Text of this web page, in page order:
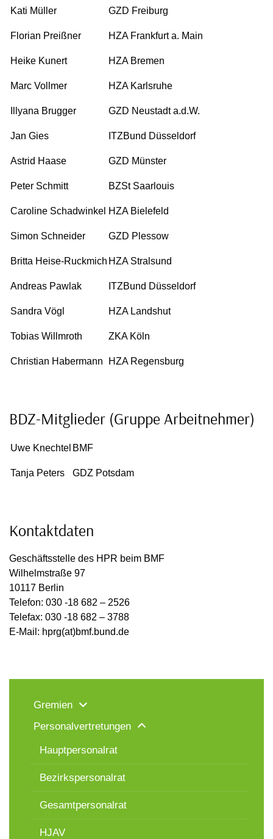
Kati Müller GZD Freiburg
Florian Preißner HZA Frankfurt a. Main
Heike Kunert HZA Bremen
Marc Vollmer HZA Karlsruhe
Illyana Brugger GZD Neustadt a.d.W.
Jan Gies ITZBund Düsseldorf
Astrid Haase GZD Münster
Peter Schmitt BZSt Saarlouis
Caroline Schadwinkel HZA Bielefeld
Simon Schneider GZD Plessow
Britta Heise-Ruckmich HZA Stralsund
Andreas Pawlak ITZBund Düsseldorf
Sandra Vögl HZA Landshut
Tobias Willmroth ZKA Köln
Christian Habermann HZA Regensburg
BDZ-Mitglieder (Gruppe Arbeitnehmer)
Uwe Knechtel BMF
Tanja Peters GDZ Potsdam
Kontaktdaten
Geschäftsstelle des HPR beim BMF
Wilhelmstraße 97
10117 Berlin
Telefon: 030 -18 682 – 2526
Telefax: 030 -18 682 – 3788
E-Mail: hprg(at)bmf.bund.de
Gremien
Personalvertretungen
Hauptpersonalrat
Bezirkspersonalrat
Gesamtpersonalrat
HJAV